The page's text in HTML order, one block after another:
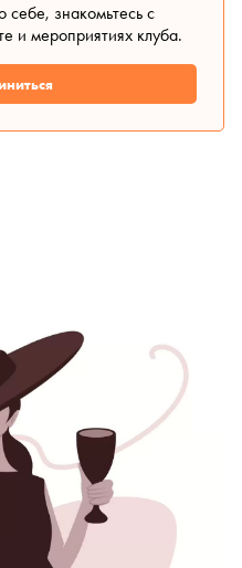
себе, знакомьтесь с
и мероприятиях клуба.